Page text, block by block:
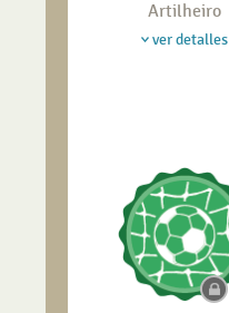
Artilheiro
ver detalles